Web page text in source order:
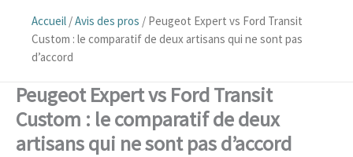
Accueil /Avis des pros / Peugeot Expert vs Ford Transit
Custom : le comparatif de deux artisans qui ne sont pas
d’accord
Peugeot Expert vs Ford Transit
Custom : le comparatif de deux
artisans qui ne sont pas d’accord